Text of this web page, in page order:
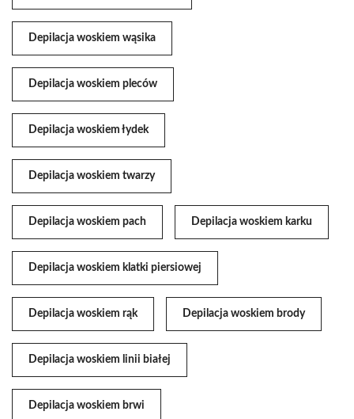
Depilacja woskiem wąsika
Depilacja woskiem pleców
Depilacja woskiem łydek
Depilacja woskiem twarzy
Depilacja woskiem pach Depilacja woskiem karku
Depilacja woskiem klatki piersiowej
Depilacja woskiem rąk Depilacja woskiem brody
Depilacja woskiem linii białej
Depilacja woskiem brwi